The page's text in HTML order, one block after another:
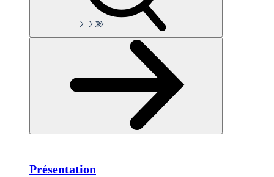
Présentation